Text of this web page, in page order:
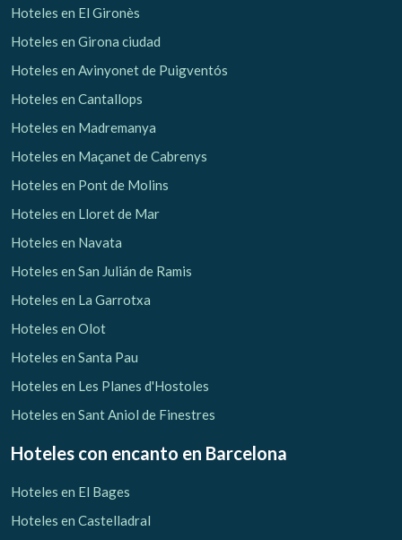
Hoteles en El Gironès
Hoteles en Girona ciudad
Hoteles en Avinyonet de Puigventós
Hoteles en Cantallops
Hoteles en Madremanya
Hoteles en Maçanet de Cabrenys
Hoteles en Pont de Molins
Hoteles en Lloret de Mar
Hoteles en Navata
Hoteles en San Julián de Ramis
Hoteles en La Garrotxa
Hoteles en Olot
Hoteles en Santa Pau
Hoteles en Les Planes d'Hostoles
Hoteles en Sant Aniol de Finestres
Hoteles con encanto en Barcelona
Hoteles en El Bages
Hoteles en Castelladral